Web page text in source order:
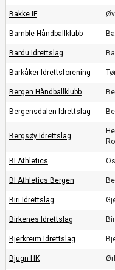
Bakke IF
Bamble Håndballklubb
Bardu Idrettslag
Barkåker Idrettsforening
Bergen Håndballklubb
Bergensdalen Idrettslag
Bergsøy Idrettslag
BI Athletics
BI Athletics Bergen
Biri Idrettslag
Birkenes Idrettslag
Bjerkreim Idrettslag
Bjugn HK